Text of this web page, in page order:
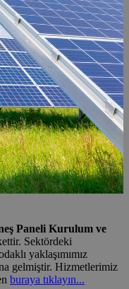
Paneli Kurulum ve
Sektördeki
yaklaşımımız
gelmiştir. Hizmetlerimiz
buraya tıklayın...